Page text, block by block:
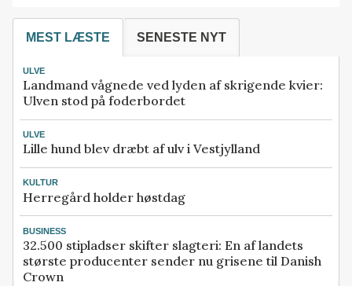
MEST LÆSTE SENESTE NYT
ULVE
Landmand vågnede ved lyden af skrigende kvier:
Ulven stod på foderbordet
ULVE
Lille hund blev dræbt af ulv i Vestjylland
KULTUR
Herregård holder høstdag
BUSINESS
32.500 stipladser skifter slagteri: En af landets
største producenter sender nu grisene til Danish
Crown